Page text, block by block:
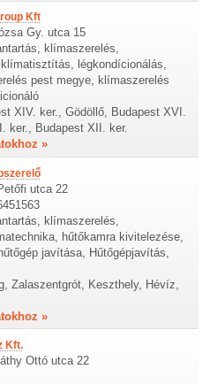
Kft
Gy. utca 15
klímaszerelés,
légkondícionálás,
pest megye, klímaszerelés
XIV. ker., Gödöllő, Budapest XVI.
ker., Budapest XII. ker.
»
utca 22
klímaszerelés,
hűtőkamra kivitelezése,
javítása, Hűtőgépjavítás,
Zalaszentgrót, Keszthely, Hévíz,
»
Kft.
Ottó utca 22